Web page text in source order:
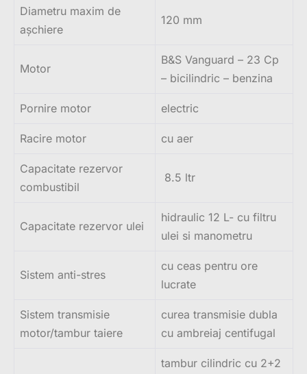
Diametru maxim de
așchiere
120 mm
Motor
B&S Vanguard – 23 Cp
– bicilindric – benzina
Pornire motor electric
Racire motor cu aer
Capacitate rezervor
combustibil
8.5 ltr
Capacitate rezervor ulei
hidraulic 12 L- cu filtru
ulei si manometru
Sistem anti-stres
cu ceas pentru ore
lucrate
Sistem transmisie
motor/tambur taiere
curea transmisie dubla
cu ambreiaj centifugal
tambur cilindric cu 2+2